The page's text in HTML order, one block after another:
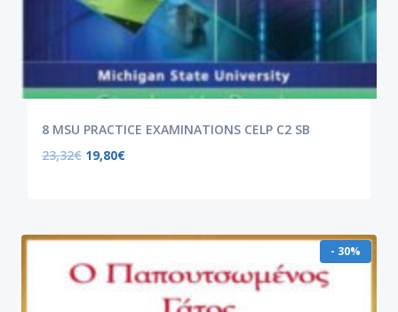
8 MSU PRACTICE EXAMINATIONS CELP C2 SB
23,32€ 19,80€
- 30%